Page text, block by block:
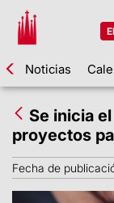
Noticias
Se inicia
proyectos
Fecha de